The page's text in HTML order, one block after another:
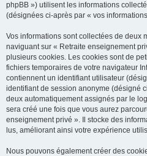
phpBB ») utilisent les informations
(désignées ci-après par « vos
Vos informations sont collectées de deux
naviguant sur « Retraite enseignement
plusieurs cookies. Les cookies sont de
fichiers temporaires de votre navigateur
contiennent un identifiant utilisateur
identifiant de session anonyme (désigné
deux automatiquement assignés par le
sera créé une fois que vous aurez
enseignement privé ». Il stocke des
lus, améliorant ainsi votre expérience
Nous pouvons également créer des